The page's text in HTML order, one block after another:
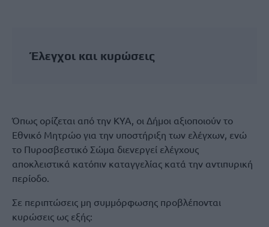
Έλεγχοι και κυρώσεις
Όπως ορίζεται από την ΚΥΑ, οι Δήμοι αξιοποιούν το
Εθνικό Μητρώο για την υποστήριξη των ελέγχων, ενώ
το Πυροσβεστικό Σώμα διενεργεί ελέγχους
αποκλειστικά κατόπιν καταγγελίας κατά την αντιπυρική
περίοδο.
Σε περιπτώσεις μη συμμόρφωσης προβλέπονται
κυρώσεις ως εξής: